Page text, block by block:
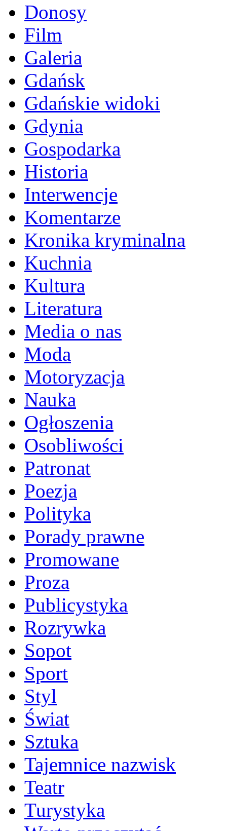
Donosy
Film
Galeria
Gdańsk
Gdańskie widoki
Gdynia
Gospodarka
Historia
Interwencje
Komentarze
Kronika kryminalna
Kuchnia
Kultura
Literatura
Media o nas
Moda
Motoryzacja
Nauka
Ogłoszenia
Osobliwości
Patronat
Poezja
Polityka
Porady prawne
Promowane
Proza
Publicystyka
Rozrywka
Sopot
Sport
Styl
Świat
Sztuka
Tajemnice nazwisk
Teatr
Turystyka